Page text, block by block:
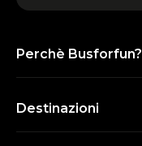
Perchè Busforfun?
Destinazioni